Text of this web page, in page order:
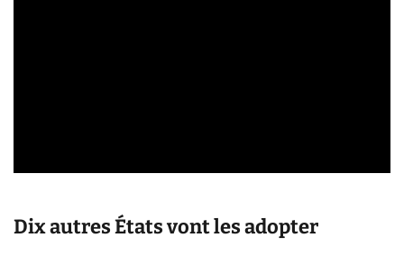
Dix autres États vont les adopter